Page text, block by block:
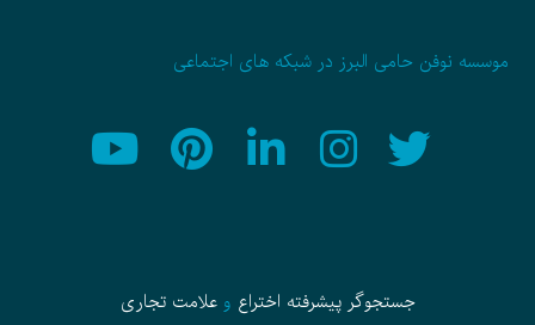
موسسه نوفن حامی البرز در شبکه های اجتماعی
جستجوگر پیشرفته اختراع وعلامت تجاری